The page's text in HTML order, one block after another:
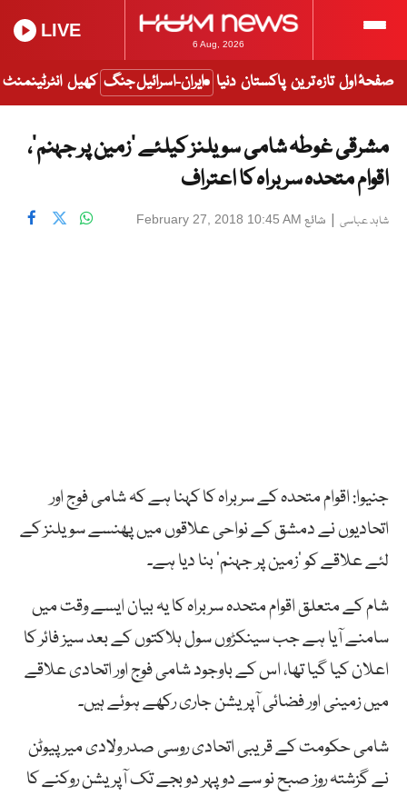
6 Aug, 2026
LIVE
صفحۂ اول تازہ ترین پاکستان دنیا ایران-اسرائیل جنگ کھیل انٹرٹینمنٹ
مشرقی غوطہ شامی سویلنز کیلئے ‘زمین پر جہنم’،
اقوام متحدہ سربراہ کا اعتراف
شاہد عباسی | شائع February 27, 2018 10:45 AM
جنیوا: اقوام متحدہ کے سربراہ کا کہنا ہے کہ شامی فوج اور
اتحادیوں نے دمشق کے نواحی علاقوں میں پھنسے سویلنز کے
لئے علاقے کو ‘زمین پر جہنم’ بنا دیا ہے۔
شام کے متعلق اقوام متحدہ سربراہ کا یہ بیان ایسے وقت میں
سامنے آیا ہے جب سینکڑوں سول ہلاکتوں کے بعد سیز فائر کا
اعلان کیا گیا تھا، اس کے باوجود شامی فوج اور اتحادی علاقے
میں زمینی اور فضائی آپریشن جاری رکھے ہوئے ہیں۔
شامی حکومت کے قریبی اتحادی روسی صدر ولادی میر پیوٹن
نے گزشتہ روز صبح نو سے دوپہر دو بجے تک آپریشن روکنے کا